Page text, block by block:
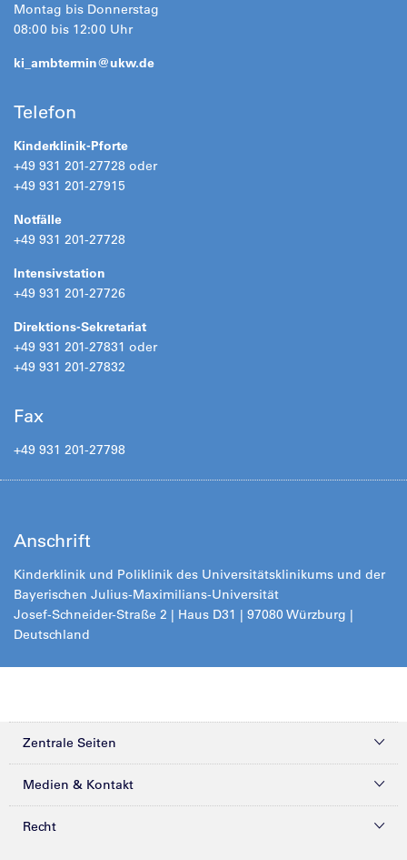
Montag bis Donnerstag
08:00 bis 12:00 Uhr
ki_ambtermin@ukw.de
Telefon
Kinderklinik-Pforte
+49 931 201-27728 oder
+49 931 201-27915
Notfälle
+49 931 201-27728
Intensivstation
+49 931 201-27726
Direktions-Sekretariat
+49 931 201-27831 oder
+49 931 201-27832
Fax
+49 931 201-27798
Anschrift
Kinderklinik und Poliklinik des Universitätsklinikums und der
Bayerischen Julius-Maximilians-Universität
Josef-Schneider-Straße 2 | Haus D31 | 97080 Würzburg |
Deutschland
Zentrale Seiten
Kliniken & Zentren
Medien & Kontakt
Presse
Recht